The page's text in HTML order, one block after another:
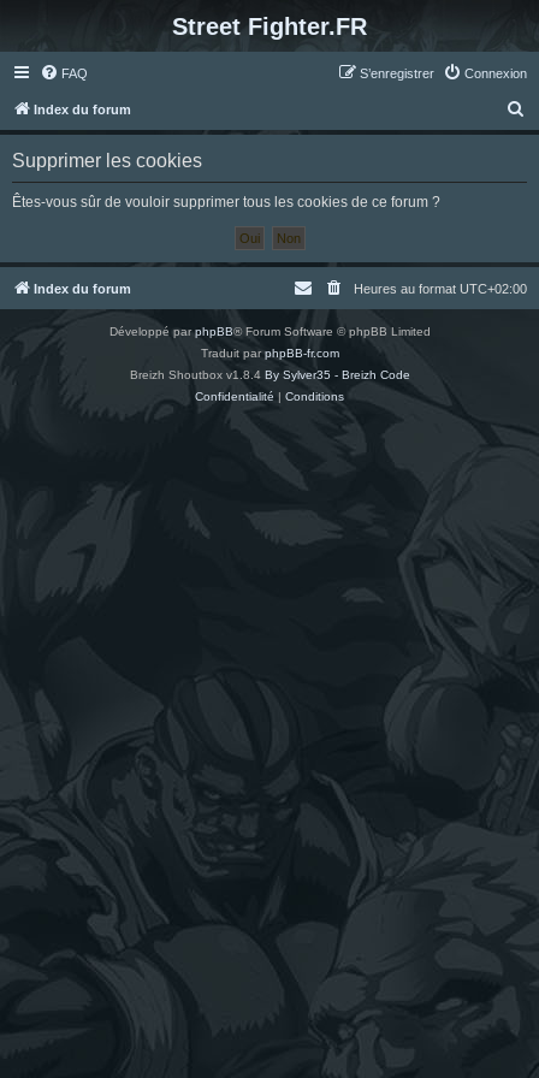
Street Fighter.FR
FAQ Connexion
S’enregistrer
Index du forum
e
h
Supprimer les cookies
Êtes-vous sûr de vouloir supprimer tous les cookies de ce forum ?
Index du forum Heures au format UTC+02:00
Développé parphpBB® Forum Software © phpBB Limited
Traduit parphpBB-fr.com
Breizh Shoutbox v1.8.4 By Sylver35 - Breizh Code
Confidentialité | Conditions